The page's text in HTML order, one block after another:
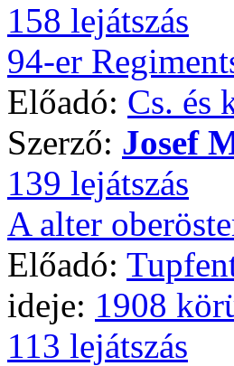
158 lejátszás
94-er
Előadó: Cs. és
Szerző: Josef
139 lejátszás
A alter
Előadó:
ideje: 1908
113 lejátszás